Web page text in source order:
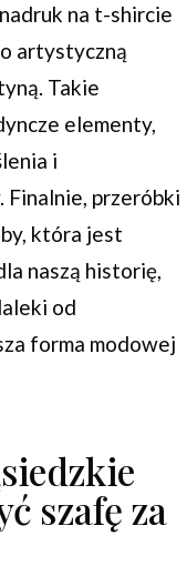
na t-shircie
artystyczną
Takie
elementy,
i
Finalnie, przeróbki
która jest
naszą historię,
od
forma modowej
szafę za